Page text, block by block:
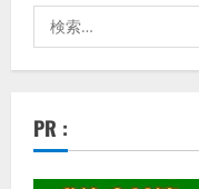
索:
PR :